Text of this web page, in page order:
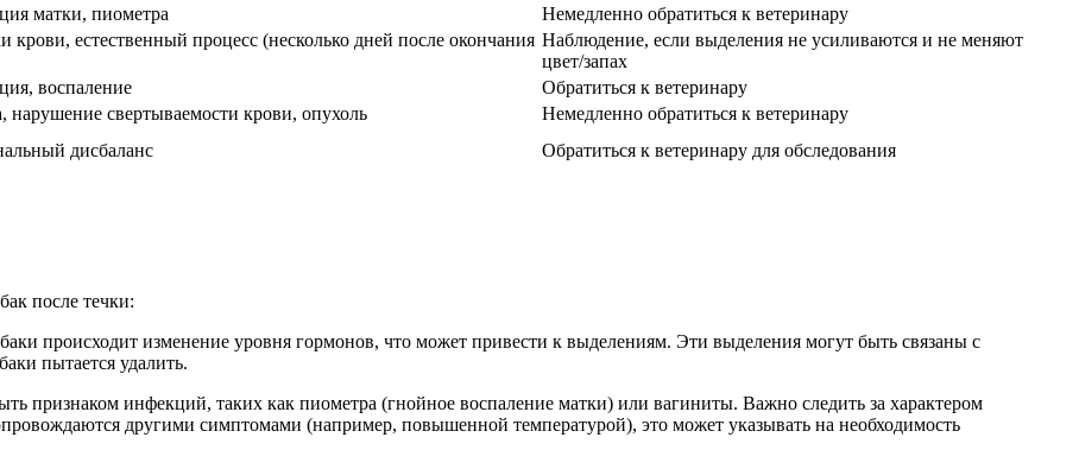
матки, пиометра
Немедленно обратиться к ветеринару
крови, естественный процесс (несколько дней после окончания Наблюдение, если выделения не усиливаются и не меняют
цвет/запах
воспаление
Обратиться к ветеринару
нарушение свертываемости крови, опухоль
Немедленно обратиться к ветеринару
дисбаланс Обратиться к ветеринару для обследования
после течки:
происходит изменение уровня гормонов, что может привести к выделениям. Эти выделения могут быть связаны с
пытается удалить.
признаком инфекций, таких как пиометра (гнойное воспаление матки) или вагиниты. Важно следить за характером
другими симптомами (например, повышенной температурой), это может указывать на необходимость